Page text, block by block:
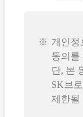
개인정
동의를
단, 본
SK브
제한될